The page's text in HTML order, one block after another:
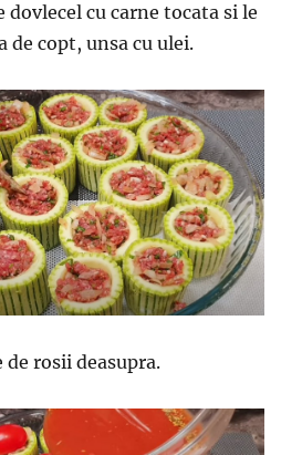
dovlecel cu carne tocata si le
copt, unsa cu ulei.
rosii deasupra.